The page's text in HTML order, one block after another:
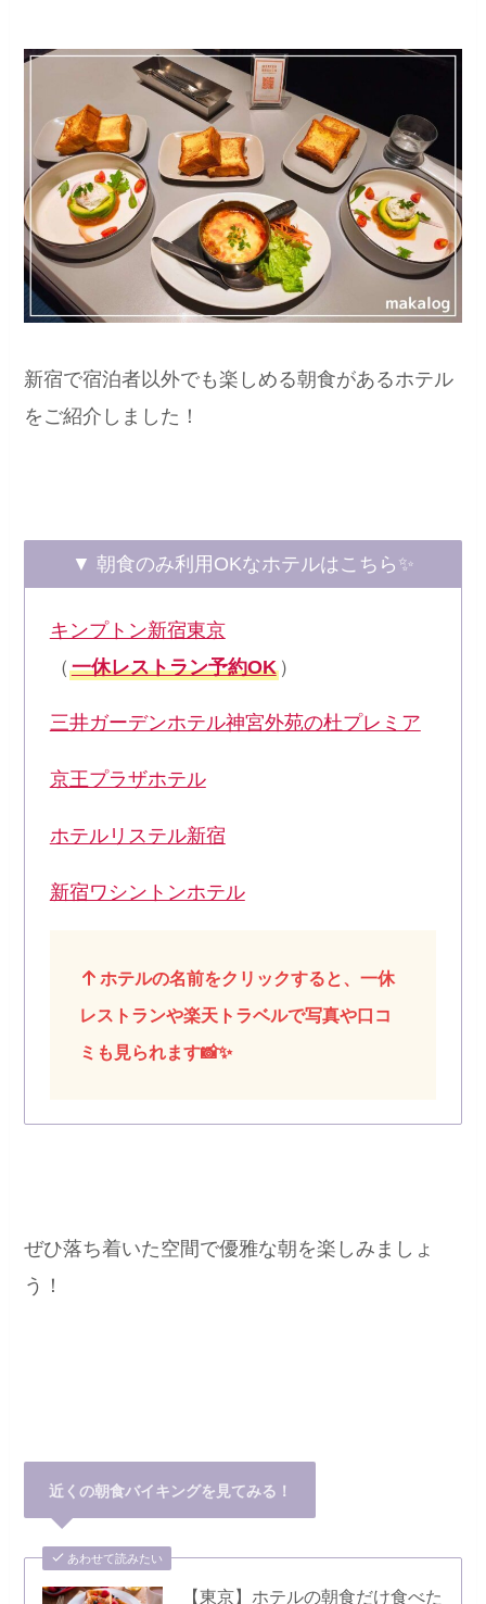
新宿で宿泊者以外でも楽しめる朝食があるホテル
をご紹介しました！
▼ 朝食のみ利用OKなホテルはこちら✨
キンプトン新宿東京
（ 一休レストラン予約OK）
三井ガーデンホテル神宮外苑の杜プレミア
京王プラザホテル
ホテルリステル新宿
新宿ワシントンホテル
ホテルの名前をクリックすると、一休
レストランや楽天トラベルで写真や口コ
ミも見られます📸✨
ぜひ落ち着いた空間で優雅な朝を楽しみましょ
う！
近く の朝食バイキングを見てみる！
あわせて読みたい
【東京】ホテルの朝食だけ食べた